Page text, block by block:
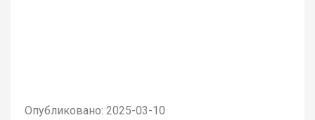
Опубликовано: 2025-03-10